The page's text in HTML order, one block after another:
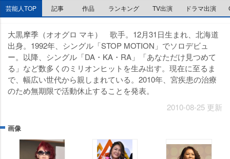
e
芸能人TOP 記事 作品 ランキング TV出演 ドラマ出演
大黒摩季（オオグロ マキ） 歌手。12月31日生まれ、北海道
出身。1992年、シングル「STOP MOTION」でソロデビュ
ー。以降、シングル「DA・KA・RA」「あなただけ見つめて
る」など数多くのミリオンヒットを生み出す。現在に至るま
で、幅広い世代から親しまれている。2010年、宮疾患の治療
のため無期限で活動休止することを発表。
2010-08-25 更新
画像